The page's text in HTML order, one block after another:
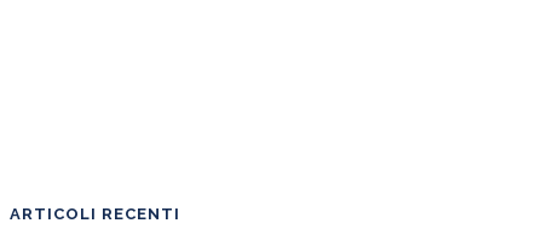
ARTICOLI RECENTI